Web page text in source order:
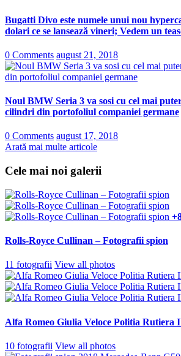
Bugatti Divo este numele unui nou
dolari ce se lansează vineri; Vedem un
0 Comments august 21, 2018
Noul BMW Seria 3 va sosi cu cel mai
cilindri din portofoliul companiei germane
0 Comments august 17, 2018
Arată mai multe articole
Cele mai noi galerii
Rolls-Royce Cullinan – Fotografii spion
11 fotografii View all photos
Alfa Romeo Giulia Veloce Politia Rutiera
10 fotografii View all photos